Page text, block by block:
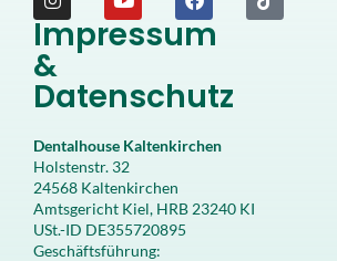
Impressum
&
Datenschutz
Dentalhouse Kaltenkirchen
Holstenstr. 32
24568 Kaltenkirchen
Amtsgericht Kiel, HRB 23240 KI
USt.-ID DE355720895
Geschäftsführung: